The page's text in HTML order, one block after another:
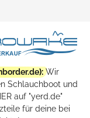
): Wir
Schlauchboot und
auf "yerd.de"
für deine bei